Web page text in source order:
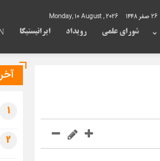
26 صفر 1448
شورای علمی رویداد ایرانیستیکا
1
2